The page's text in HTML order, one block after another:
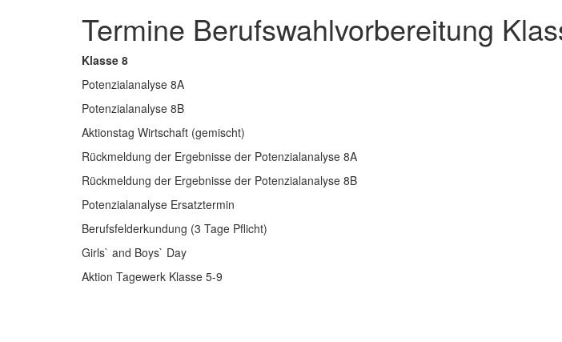
Termine Berufswahlvorbereitung
Klasse 8
Potenzialanalyse 8A
Potenzialanalyse 8B
Aktionstag Wirtschaft (gemischt)
Rückmeldung der Ergebnisse der Potenzialanalyse 8A
Rückmeldung der Ergebnisse der Potenzialanalyse 8B
Potenzialanalyse Ersatztermin
Berufsfelderkundung (3 Tage Pflicht)
Girls` and Boys` Day
Aktion Tagewerk Klasse 5-9